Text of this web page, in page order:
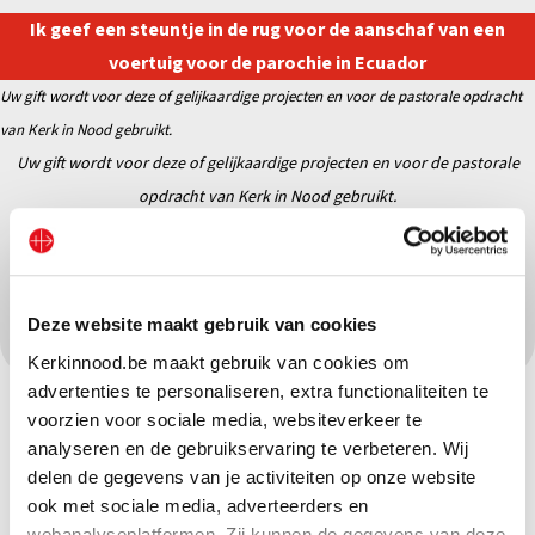
Deze website maakt gebruik van cookies
Kerkinnood.be maakt gebruik van cookies om
advertenties te personaliseren, extra functionaliteiten te
voorzien voor sociale media, websiteverkeer te
analyseren en de gebruikservaring te verbeteren. Wij
delen de gegevens van je activiteiten op onze website
ook met sociale media, adverteerders en
Ik geef een steuntje in de rug voor de aanschaf van een
voertuig voor de parochie in Ecuador
Uw gift wordt voor deze of gelijkaardige projecten en voor de pastorale opdracht
van Kerk in Nood gebruikt.
Uw gift wordt voor deze of gelijkaardige projecten en voor de pastorale
opdracht van Kerk in Nood gebruikt.
Deel dit project op sociale media: